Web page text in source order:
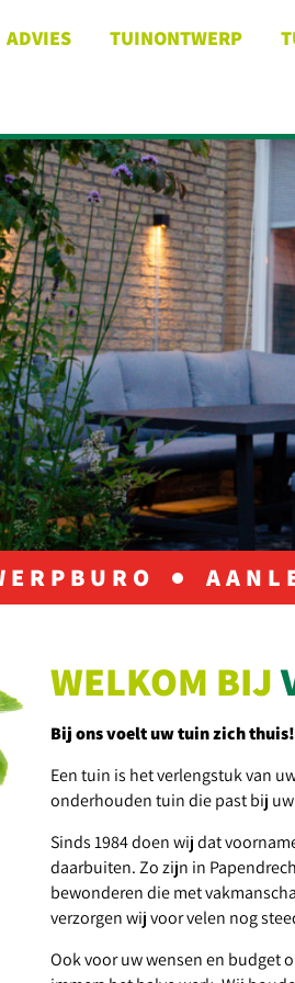
ADVIES TUINONTWERP
WELKOM BIJ
Bij ons voelt uw tuin zich thuis!
Een tuin is het verlengstuk van
onderhouden tuin die past bij
Sinds 1984 doen wij dat
daarbuiten. Zo zijn in
bewonderen die met
verzorgen wij voor velen nog
Ook voor uw wensen en budget